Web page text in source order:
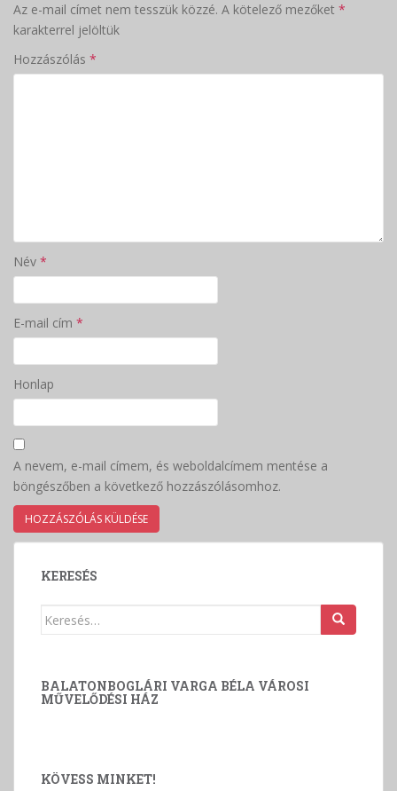
Az e-mail címet nem tesszük közzé. A kötelező mezőket *
karakterrel jelöltük
Hozzászólás *
Név *
E-mail cím *
Honlap
A nevem, e-mail címem, és weboldalcímem mentése a
böngészőben a következő hozzászólásomhoz.
KERESÉS
Keresés:
BALATONBOGLÁRI VARGA BÉLA VÁROSI
MŰVELŐDÉSI HÁZ
KÖVESS MINKET!